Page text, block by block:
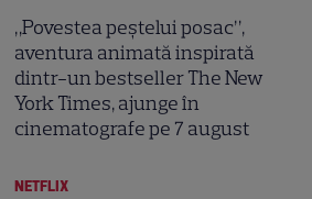
„Povestea peștelui posac”,
aventura animată inspirată
dintr-un bestseller The New
York Times, ajunge în
cinematografe pe 7 august
NETFLIX